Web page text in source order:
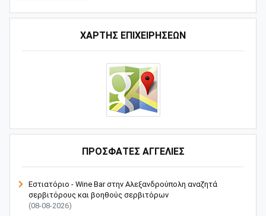
ΧΑΡΤΗΣ ΕΠΙΧΕΙΡΗΣΕΩΝ
ΠΡΟΣΦΑΤΕΣ ΑΓΓΕΛΙΕΣ
Εστιατόριο - Wine Bar στην Αλεξανδρούπολη αναζητά
σερβιτόρους και βοηθούς σερβιτόρων
(08-08-2026)